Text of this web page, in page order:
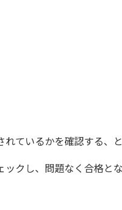
ているかを確認する、と
クし、問題なく合格と